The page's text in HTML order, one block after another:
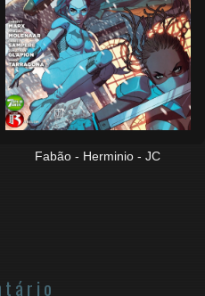
Fabão - Herminio - JC